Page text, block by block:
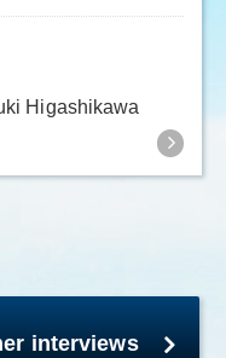
Higashikawa
interviews